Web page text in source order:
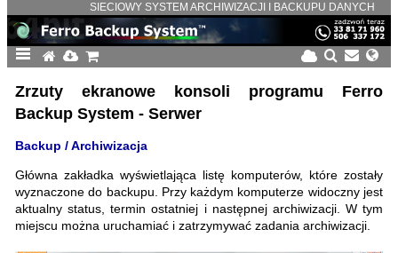
SIECIOWY SYSTEM ARCHIWIZACJI I BACKUPU DANYCH
Zrzuty ekranowe konsoli programu Ferro
Backup System - Serwer
Backup / Archiwizacja
Główna zakładka wyświetlająca listę komputerów, które zostały
wyznaczone do backupu. Przy każdym komputerze widoczny jest
aktualny status, termin ostatniej i następnej archiwizacji. W tym
miejscu można uruchamiać i zatrzymywać zadania archiwizacji.